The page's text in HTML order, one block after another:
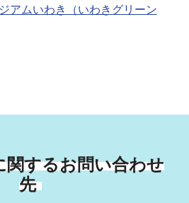
アムいわき（いわきグリーン
関するお問い合わせ
先